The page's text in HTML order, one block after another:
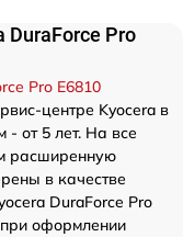
Pro
Pro E6810
центре Kyocera в
- от 5 лет. На все
расширенную
в качестве
DuraForce Pro
оформлении